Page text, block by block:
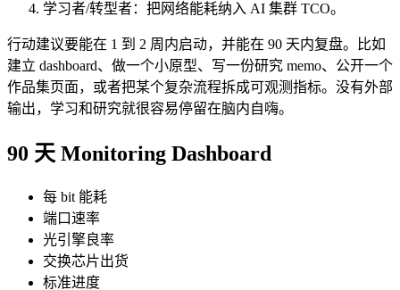
学习者/转型者：把网络能耗纳入 AI 集群 TCO。
行动建议要能在 1 到 2 周内启动，并能在 90 天内复盘。比如
建立 dashboard、做一个小原型、写一份研究 memo、公开一个
作品集页面，或者把某个复杂流程拆成可观测指标。没有外部
输出，学习和研究就很容易停留在脑内自嗨。
90 天 Monitoring Dashboard
每 bit 能耗
端口速率
光引擎良率
交换芯片出货
标准进度